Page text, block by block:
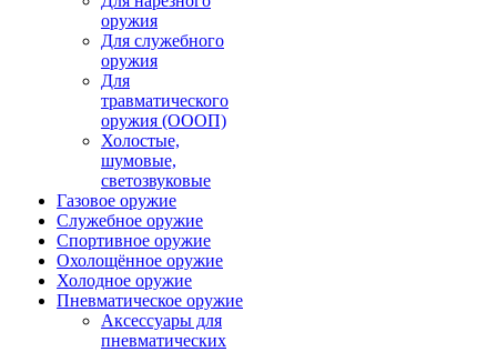
оружия
Для служебного
оружия
Для
травматического
оружия (ОООП)
Холостые,
шумовые,
светозвуковые
Газовое оружие
Служебное оружие
Спортивное оружие
Охолощённое оружие
Холодное оружие
Пневматическое оружие
Аксессуары для
пневматических